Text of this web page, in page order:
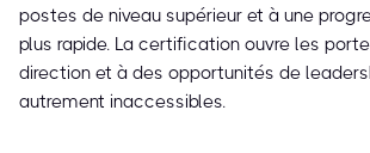
postes de niveau supérieur et à une
plus rapide. La certification ouvre les
direction et à des opportunités de
autrement inaccessibles.